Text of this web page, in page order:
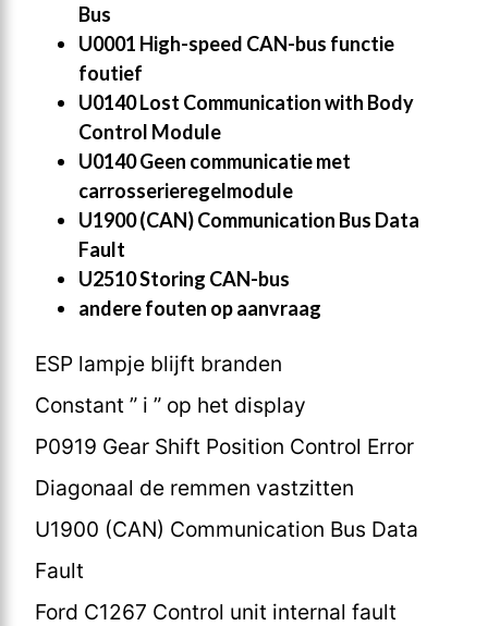
Bus
U0001 High-speed CAN-bus functie
foutief
U0140 Lost Communication with Body
Control Module
U0140 Geen communicatie met
carrosserieregelmodule
U1900 (CAN) Communication Bus Data
Fault
U2510 Storing CAN-bus
andere fouten op aanvraag
ESP lampje blijft branden
Constant ” i ” op het display
P0919 Gear Shift Position Control Error
Diagonaal de remmen vastzitten
U1900 (CAN) Communication Bus Data
Fault
Ford C1267 Control unit internal fault